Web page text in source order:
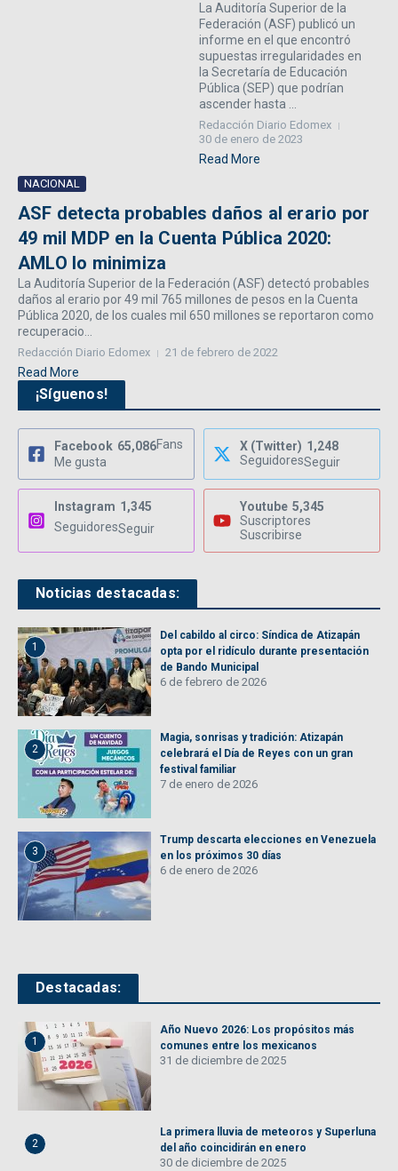
La Auditoría Superior de la
Federación (ASF) publicó un
informe en el que encontró
supuestas irregularidades en
la Secretaría de Educación
Pública (SEP) que podrían
ascender hasta ...
Redacción Diario Edomex
30 de enero de 2023
Read More
NACIONAL
ASF detecta probables daños al erario por
49 mil MDP en la Cuenta Pública 2020:
AMLO lo minimiza
La Auditoría Superior de la Federación (ASF) detectó probables
daños al erario por 49 mil 765 millones de pesos en la Cuenta
Pública 2020, de los cuales mil 650 millones se reportaron como
recuperacio...
Redacción Diario Edomex 21 de febrero de 2022
Read More
¡Síguenos!
Facebook 65,086Fans
Me gusta
X (Twitter) 1,248
SeguidoresSeguir
Instagram 1,345
SeguidoresSeguir
Youtube 5,345
Suscriptores
Suscribirse
Noticias destacadas:
1
Del cabildo al circo: Síndica de Atizapán
opta por el ridículo durante presentación
de Bando Municipal
6 de febrero de 2026
2
Magia, sonrisas y tradición: Atizapán
celebrará el Día de Reyes con un gran
festival familiar
7 de enero de 2026
3
Trump descarta elecciones en Venezuela
en los próximos 30 días
6 de enero de 2026
Destacadas:
1
Año Nuevo 2026: Los propósitos más
comunes entre los mexicanos
31 de diciembre de 2025
2
La primera lluvia de meteoros y Superluna
del año coincidirán en enero
30 de diciembre de 2025